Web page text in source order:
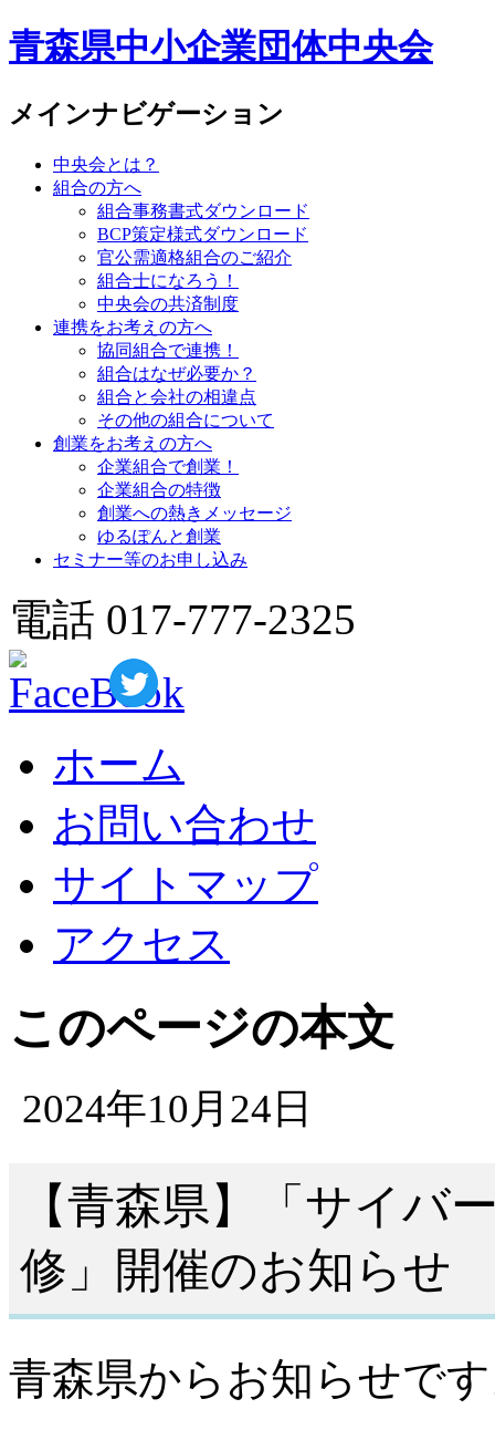
青森県中小企業団体中央会
メインナビゲーション
中央会とは？
組合の方へ
組合事務書式ダウンロード
BCP策定様式ダウンロード
官公需適格組合のご紹介
組合士になろう！
中央会の共済制度
連携をお考えの方へ
協同組合で連携！
組合はなぜ必要か？
組合と会社の相違点
その他の組合について
創業をお考えの方へ
企業組合で創業！
企業組合の特徴
創業への熱きメッセージ
ゆるぽんと創業
セミナー等のお申し込み
電話 017-777-2325
ホーム
お問い合わせ
サイトマップ
アクセス
このページの本文
2024年10月24日
【青森県】「サイバ
修」開催のお知らせ
青森県からお知らせで